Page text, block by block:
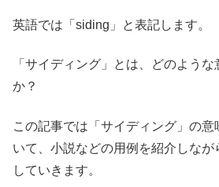
英語では「siding」と表記します。
「サイディング」とは、どのよう
か？
この記事では「サイディング」の
いて、小説などの用例を紹介しなが
していきます。